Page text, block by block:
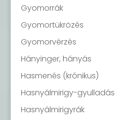
Gyomorrák
Gyomortükrözés
Gyomorvérzés
Hányinger, hányás
Hasmenés (krónikus)
Hasnyálmirigy-gyulladás
Hasnyálmirigyrák